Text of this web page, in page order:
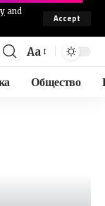
and
Accept
Aa
Общество